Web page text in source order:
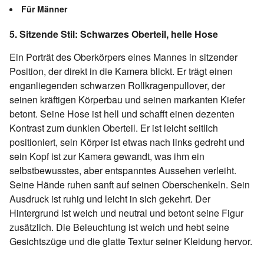
Für Männer
5. Sitzende Stil: Schwarzes Oberteil, helle Hose
Ein Porträt des Oberkörpers eines Mannes in sitzender
Position, der direkt in die Kamera blickt. Er trägt einen
enganliegenden schwarzen Rollkragenpullover, der
seinen kräftigen Körperbau und seinen markanten Kiefer
betont. Seine Hose ist hell und schafft einen dezenten
Kontrast zum dunklen Oberteil. Er ist leicht seitlich
positioniert, sein Körper ist etwas nach links gedreht und
sein Kopf ist zur Kamera gewandt, was ihm ein
selbstbewusstes, aber entspanntes Aussehen verleiht.
Seine Hände ruhen sanft auf seinen Oberschenkeln. Sein
Ausdruck ist ruhig und leicht in sich gekehrt. Der
Hintergrund ist weich und neutral und betont seine Figur
zusätzlich. Die Beleuchtung ist weich und hebt seine
Gesichtszüge und die glatte Textur seiner Kleidung hervor.